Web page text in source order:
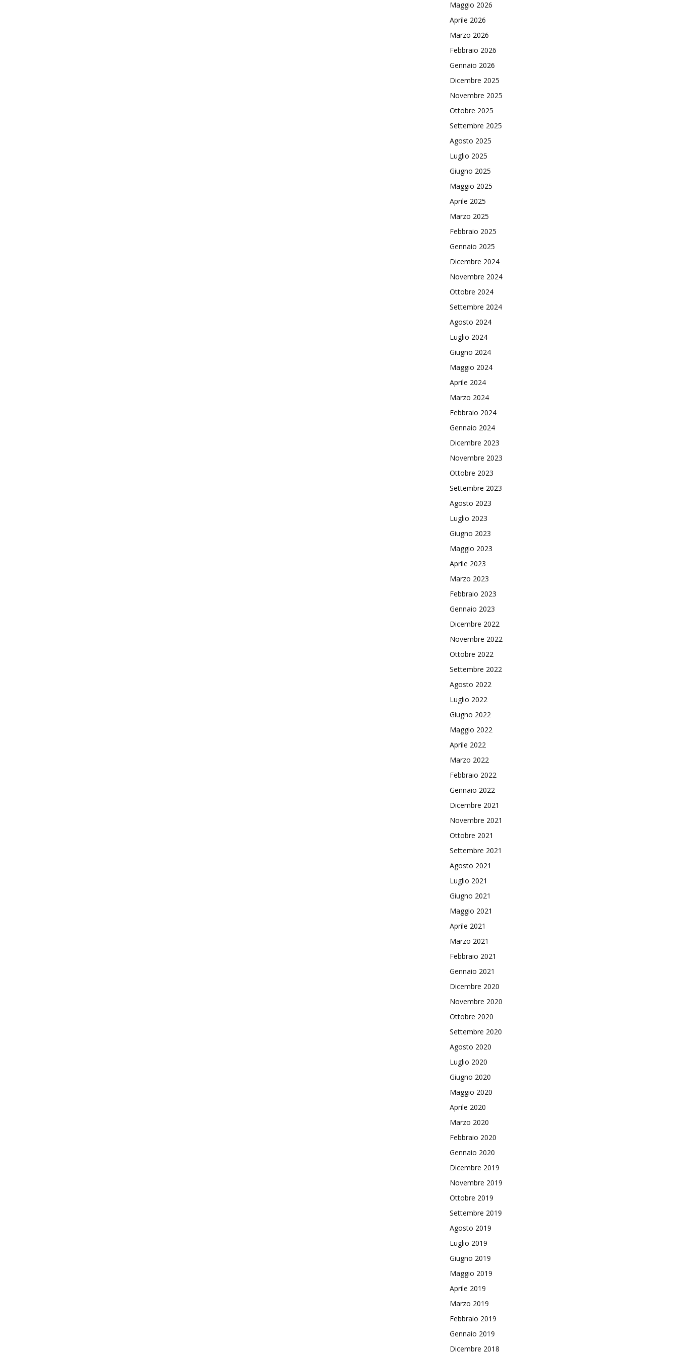
Maggio 2026
Aprile 2026
Marzo 2026
Febbraio 2026
Gennaio 2026
Dicembre 2025
Novembre 2025
Ottobre 2025
Settembre 2025
Agosto 2025
Luglio 2025
Giugno 2025
Maggio 2025
Aprile 2025
Marzo 2025
Febbraio 2025
Gennaio 2025
Dicembre 2024
Novembre 2024
Ottobre 2024
Settembre 2024
Agosto 2024
Luglio 2024
Giugno 2024
Maggio 2024
Aprile 2024
Marzo 2024
Febbraio 2024
Gennaio 2024
Dicembre 2023
Novembre 2023
Ottobre 2023
Settembre 2023
Agosto 2023
Luglio 2023
Giugno 2023
Maggio 2023
Aprile 2023
Marzo 2023
Febbraio 2023
Gennaio 2023
Dicembre 2022
Novembre 2022
Ottobre 2022
Settembre 2022
Agosto 2022
Luglio 2022
Giugno 2022
Maggio 2022
Aprile 2022
Marzo 2022
Febbraio 2022
Gennaio 2022
Dicembre 2021
Novembre 2021
Ottobre 2021
Settembre 2021
Agosto 2021
Luglio 2021
Giugno 2021
Maggio 2021
Aprile 2021
Marzo 2021
Febbraio 2021
Gennaio 2021
Dicembre 2020
Novembre 2020
Ottobre 2020
Settembre 2020
Agosto 2020
Luglio 2020
Giugno 2020
Maggio 2020
Aprile 2020
Marzo 2020
Febbraio 2020
Gennaio 2020
Dicembre 2019
Novembre 2019
Ottobre 2019
Settembre 2019
Agosto 2019
Luglio 2019
Giugno 2019
Maggio 2019
Aprile 2019
Marzo 2019
Febbraio 2019
Gennaio 2019
Dicembre 2018